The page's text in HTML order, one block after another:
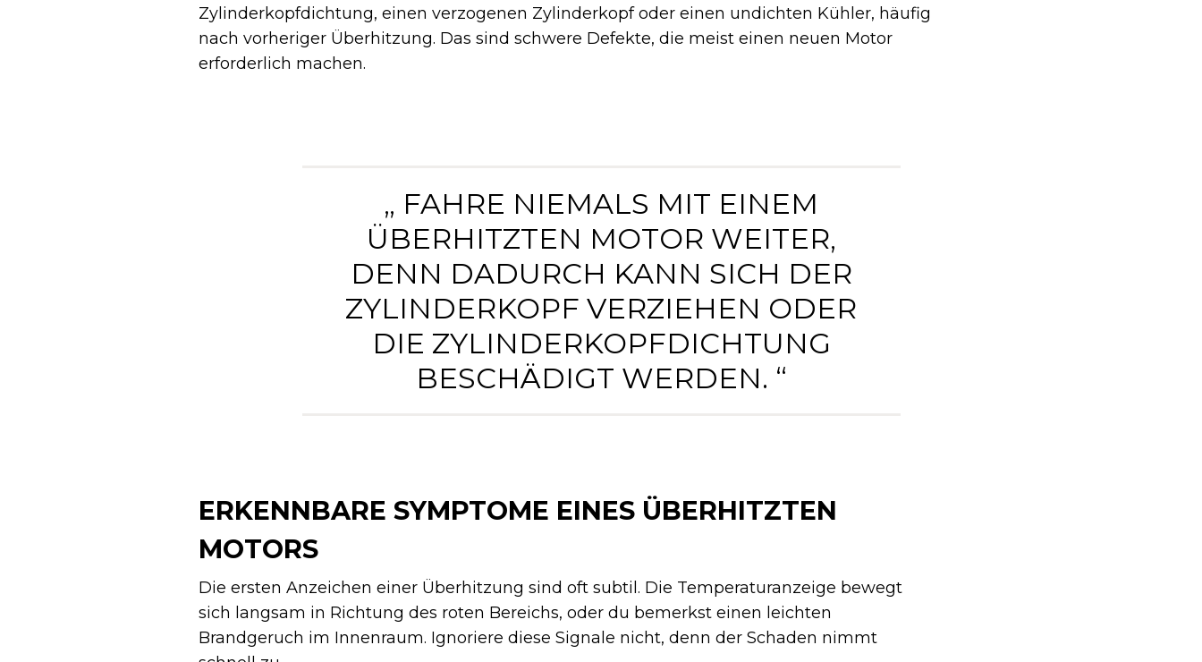
Zylinderkopfdichtung, einen verzogenen Zylinderkopf oder einen undichten Kühler, häufig
nach vorheriger Überhitzung. Das sind schwere Defekte, die meist einen neuen Motor
erforderlich machen.
„ FAHRE NIEMALS MIT EINEM
ÜBERHITZTEN MOTOR WEITER,
DENN DADURCH KANN SICH DER
ZYLINDERKOPF VERZIEHEN ODER
DIE ZYLINDERKOPFDICHTUNG
BESCHÄDIGT WERDEN. “
ERKENNBARE SYMPTOME EINES ÜBERHITZTEN
MOTORS
Die ersten Anzeichen einer Überhitzung sind oft subtil. Die Temperaturanzeige bewegt
sich langsam in Richtung des roten Bereichs, oder du bemerkst einen leichten
Brandgeruch im Innenraum. Ignoriere diese Signale nicht, denn der Schaden nimmt